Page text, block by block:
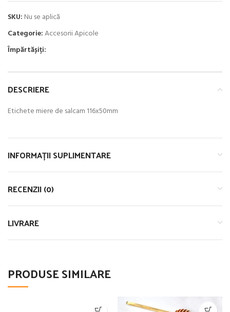
SKU: Nu se aplică
Categorie:Accesorii Apicole
Împărtășiți:
DESCRIERE
Etichete miere de salcam 116x50mm
INFORMAȚII SUPLIMENTARE
RECENZII (0)
LIVRARE
PRODUSE SIMILARE